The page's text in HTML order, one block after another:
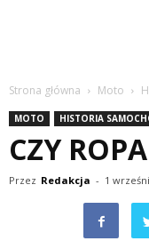
Strona główna Moto
MOTO HISTORIA
CZY
Przez Redakcja - 1